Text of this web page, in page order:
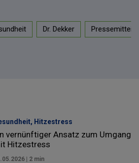
Dr. Dekker
Hitzestress
vernünftiger Ansatz zum Umgang
Hitzestress
| 2 min